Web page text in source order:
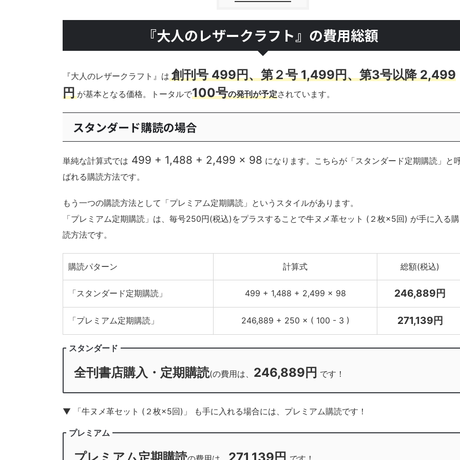
『大人のレザークラフト』の費用総額
『大人のレザークラフト』は 創刊号 499円、第２号 1,499円、第3号以降 2,499
円 が基本となる価格。トータルで100号の発刊が予定されています。
スタンダード購読の場合
単純な計算式では 499 + 1,488 + 2,499 × 98 になります。こちらが「スタンダード定期購読」と
ばれる購読方法です。
もう一つの購読方法として「プレミアム定期購読」というスタイルがあります。
「プレミアム定期購読」は、毎号250円(税込)をプラスすることで牛ヌメ革セット (２枚×5回) が手に入る購
読方法です。
購読パターン 計算式 総額(税込)
「スタンダード定期購読」 499 + 1,488 + 2,499 × 98 246,889円
「プレミアム定期購読」 246,889 + 250 × ( 100 - 3 ) 271,139円
スタンダード
全刊書店購入・定期購読(の費用は、 246,889円 です！
▼ 「牛ヌメ革セット (２枚×5回)」 も手に入れる場合には、プレミアム購読です！
プレミアム